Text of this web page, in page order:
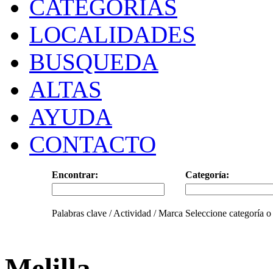
CATEGORIAS
LOCALIDADES
BUSQUEDA
ALTAS
AYUDA
CONTACTO
Encontrar: Categoría:
Palabras clave / Actividad / Marca Seleccione categoría